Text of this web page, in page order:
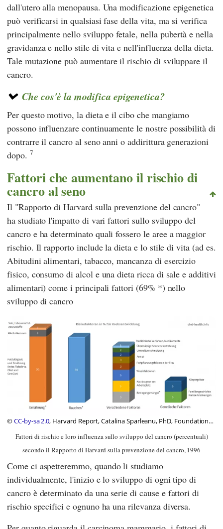
dall'utero alla menopausa. Una modificazione epigenetica
può verificarsi in qualsiasi fase della vita, ma si verifica
principalmente nello sviluppo fetale, nella pubertà e nella
gravidanza e nello stile di vita e nell'influenza della dieta.
Tale mutazione può aumentare il rischio di sviluppare il
cancro.
Che cos'è la modifica epigenetica?
Per questo motivo, la dieta e il cibo che mangiamo
possono influenzare continuamente le nostre possibilità di
contrarre il cancro al seno anni o addirittura generazioni
dopo. 7
Fattori che aumentano il rischio di
cancro al seno
Il "Rapporto di Harvard sulla prevenzione del cancro"
ha studiato l'impatto di vari fattori sullo sviluppo del
cancro e ha determinato quali fossero le aree a maggior
rischio. Il rapporto include la dieta e lo stile di vita (ad es.
Abitudini alimentari, tabacco, mancanza di esercizio
fisico, consumo di alcol e una dieta ricca di sale e additivi
alimentari) come i principali fattori (69% *) nello
sviluppo di cancro
©CC-by-sa 2.0, Harvard Report, Catalina Sparleanu, PhD, Foundation
Fattori di rischio e loro influenza sullo sviluppo del cancro (percentuali)
secondo il Rapporto di Harvard sulla prevenzione del cancro, 1996
Come ci aspetteremmo, quando li studiamo
individualmente, l'inizio e lo sviluppo di ogni tipo di
cancro è determinato da una serie di cause e fattori di
rischio specifici e ognuno ha una rilevanza diversa.